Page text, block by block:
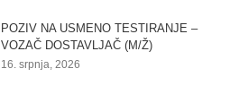
POZIV NA USMENO TESTIRANJE –
VOZAČ DOSTAVLJAČ (M/Ž)
16. srpnja, 2026